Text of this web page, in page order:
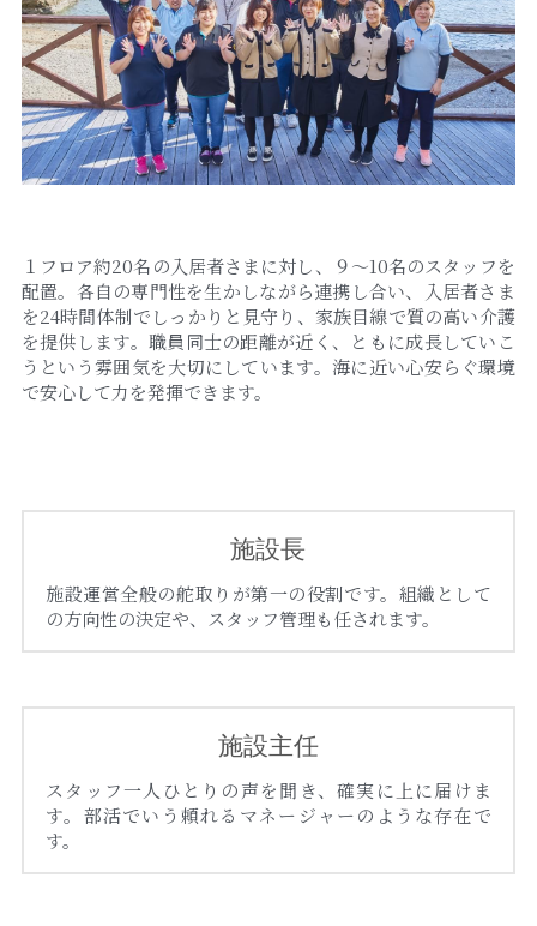
１フロア約20名の入居者さまに対し、９～10名のスタッフを
配置。各自の専門性を生かしながら連携し合い、入居者さま
を24時間体制でしっかりと見守り、家族目線で質の高い介護
を提供します。職員同士の距離が近く、ともに成長していこ
うという雰囲気を大切にしています。海に近い心安らぐ環境
で安心して力を発揮できます。
施設長
施設運営全般の舵取りが第一の役割です。組織として
の方向性の決定や、スタッフ管理も任されます。
施設主任
スタッフ一人ひとりの声を聞き、確実に上に届けま
す。部活でいう頼れるマネージャーのような存在で
す。